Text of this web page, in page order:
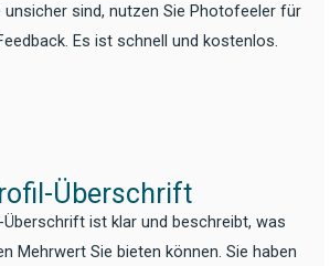
unsicher sind, nutzen Sie Photofeeler für
Es ist schnell und kostenlos.
Überschrift
Überschrift ist klar und beschreibt, was
Mehrwert Sie bieten können. Sie haben